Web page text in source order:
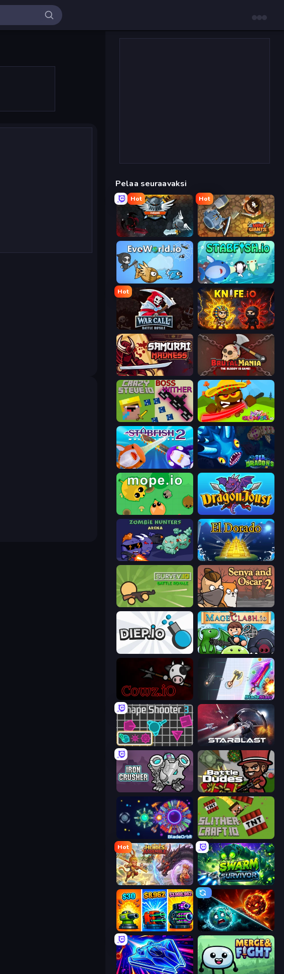
Pelaa seuraavaksi
Hot
EvoWars.io
Hot
MiniGiants.io
Stabfish.io
Hot
WarCall.io Knife.io
Samurai Madness BrutalMania.io (Brutal Mania)
CrazySteve.io Chompers.io
Stabfish 2 SeaDragons.io
Mope.io Dragon Joust (.io)
Zombie Hunters Online El Dorado Lite
Survev.io Senya and Oscar 2
Diep.io Mageclash.io
cowz.io BladeBlast.io
Shape Shooter 3 StarBlast
Iron Crusher BattleDudes.io
BladeOrbit.io SlitherCraft.io
Hot
Heroes Assemble Swarm Survivor
Pumpkin Defense: Merge Cannon PlanetCrush 2